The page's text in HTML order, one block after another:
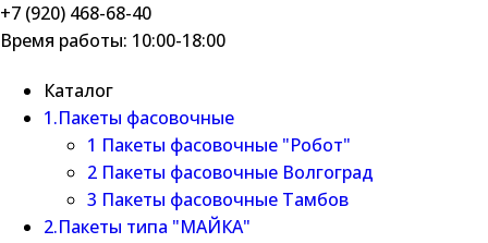
+7 (920) 468-68-40
Время работы: 10:00-18:00
Каталог
1.Пакеты фасовочные
1 Пакеты фасовочные "Робот"
2 Пакеты фасовочные Волгоград
3 Пакеты фасовочные Тамбов
2.Пакеты типа "МАЙКА"